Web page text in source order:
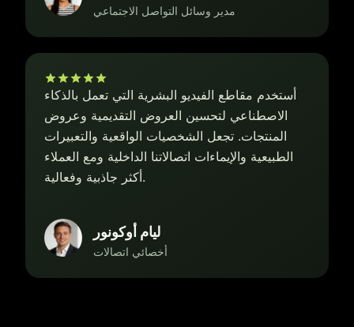
مدير وسائل التواصل الاجتماعي
أستخدم مقاطع الفيديو البشرية التي تعمل بالذكاء
الاصطناعي لتحسين العروض التقديمية وعروض
المنتجات. تجعل الشخصيات الواقعية والتعبيرات
الطبيعية والإيماءات اتصالاتنا الداخلية ومع العملاء
أكثر جاذبية وفعالية.
ليام أوكونور
أخصائي اتصالات